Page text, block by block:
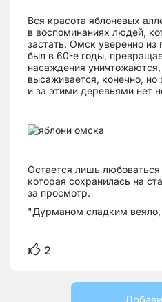
Вся красота яблоневых
в воспоминаниях людей,
застать. Омск уверенно
был в 60-е годы,
насаждения
высаживается, конечно, но
и за этими деревьями нет
Остается лишь
которая сохранилась на
за просмотр.
"Дурманом сладким веяло,
2